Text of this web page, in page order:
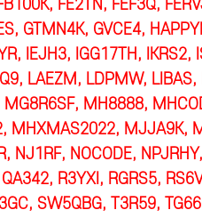
FE2TN, FEF3Q,
GTMN4K, GVCE4,
IEJH3, IGG17TH,
LAEZM, LDPMW,
MH8888,
MHXMAS2022, MJJA9K,
NJ1RF, NOCODE,
R3YXI, RGRS5,
SW5QBG, T3R59,